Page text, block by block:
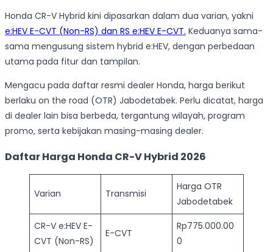
Honda CR-V Hybrid kini dipasarkan dalam dua varian, yakni
e:HEV E-CVT (Non-RS) dan RS e:HEV E-CVT. Keduanya sama-
sama mengusung sistem hybrid e:HEV, dengan perbedaan
utama pada fitur dan tampilan.
Mengacu pada daftar resmi dealer Honda, harga berikut
berlaku on the road (OTR) Jabodetabek. Perlu dicatat, harga
di dealer lain bisa berbeda, tergantung wilayah, program
promo, serta kebijakan masing-masing dealer.
Daftar Harga Honda CR-V Hybrid 2026
Varian Transmisi
Harga OTR
Jabodetabek
CR-V e:HEV E-
CVT (Non-RS)
E-CVT
Rp775.000.00
0